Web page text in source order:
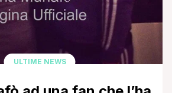
ULTIME NEWS